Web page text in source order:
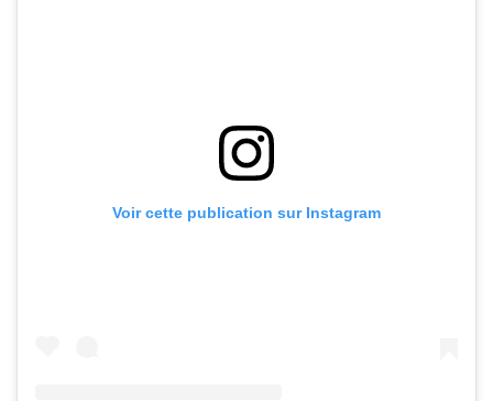
Voir cette publication sur Instagram